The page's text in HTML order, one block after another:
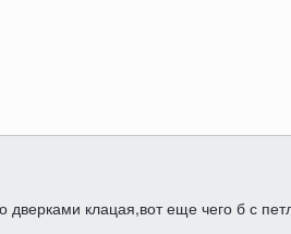
клацая,вот еще чего б с